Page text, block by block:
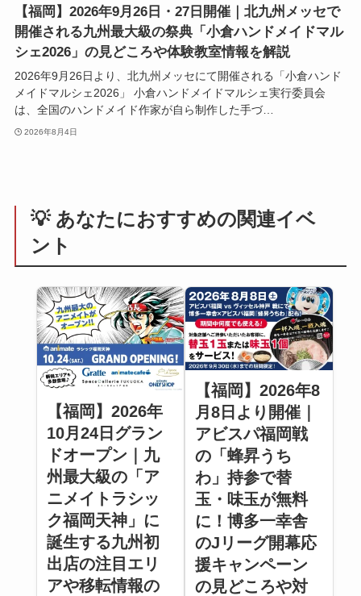
【福岡】2026年9月26日・27日開催｜北九州メッセで
開催される九州最大級の祭典「小倉ハンドメイドマル
シェ2026」の見どころや体験教室情報を解説
2026年9月26日より、北九州メッセにて開催される「小倉ハンド
メイドマルシェ2026」 小倉ハンドメイドマルシェ実行委員会
は、全国のハンドメイド作家が自ら制作した手づ…
2026年8月4日
💡 あなたにおすすめの関連イベ
ント
【福岡】2026年
10月24日グラン
ドオープン｜九
州最大級の「ア
ニメイトラシッ
ク福岡天神」に
誕生する九州初
出店の注目エリ
アや移転情報の
【福岡】2026年8
月8日より開催｜
アビスパ福岡戦
の「蜂昇うち
わ」持参で替
玉・味玉が無料
に！博多一幸舎
のJリーグ開幕応
援キャンペーン
の見どころや対